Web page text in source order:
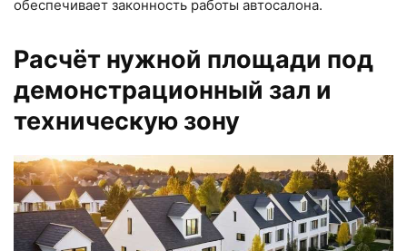
обеспечивает законность работы автосалона.
Расчёт нужной площади под
демонстрационный зал и
техническую зону